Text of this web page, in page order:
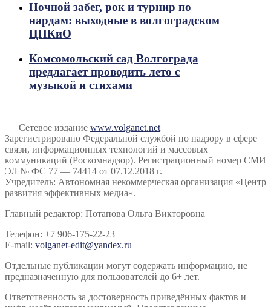
Ночной забег, рок и турнир по
нардам: выходные в волгоградском
ЦПКиО
Комсомольский сад Волгограда
предлагает проводить лето с
музыкой и стихами
Сетевое издание www.volganet.net
Зарегистрировано Федеральной службой по надзору в сфере
связи, информационных технологий и массовых
коммуникаций (Роскомнадзор). Регистрационный номер СМИ
ЭЛ № ФС 77 — 74414 от 07.12.2018 г.
Учредитель: Автономная некоммерческая организация «Центр
развития эффективных медиа».
Главный редактор: Потапова Ольга Викторовна
Телефон: +7 906-175-22-23
E-mail: volganet-edit@yandex.ru
Отдельные публикации могут содержать информацию, не
предназначенную для пользователей до 6+ лет.
Ответственность за достоверность приведённых фактов и